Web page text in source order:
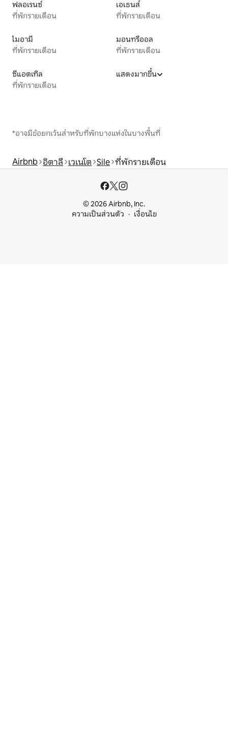
ฟลอเรนซ์
ที่พักรายเดือน
เอเธนส์
ที่พักรายเดือน
ไมอามี
ที่พักรายเดือน
มอนทรีออล
ที่พักรายเดือน
ซีแอตเทิล
ที่พักรายเดือน
แสดงมากขึ้น
*อาจมีข้อยกเว้นสำหรับที่พักบางแห่งในบางพื้นที่
Airbnb อิตาลี เวเนโต Sile ที่พักรายเดือน
© 2026 Airbnb, Inc.
ความเป็นส่วนตัว
เงื่อนไข